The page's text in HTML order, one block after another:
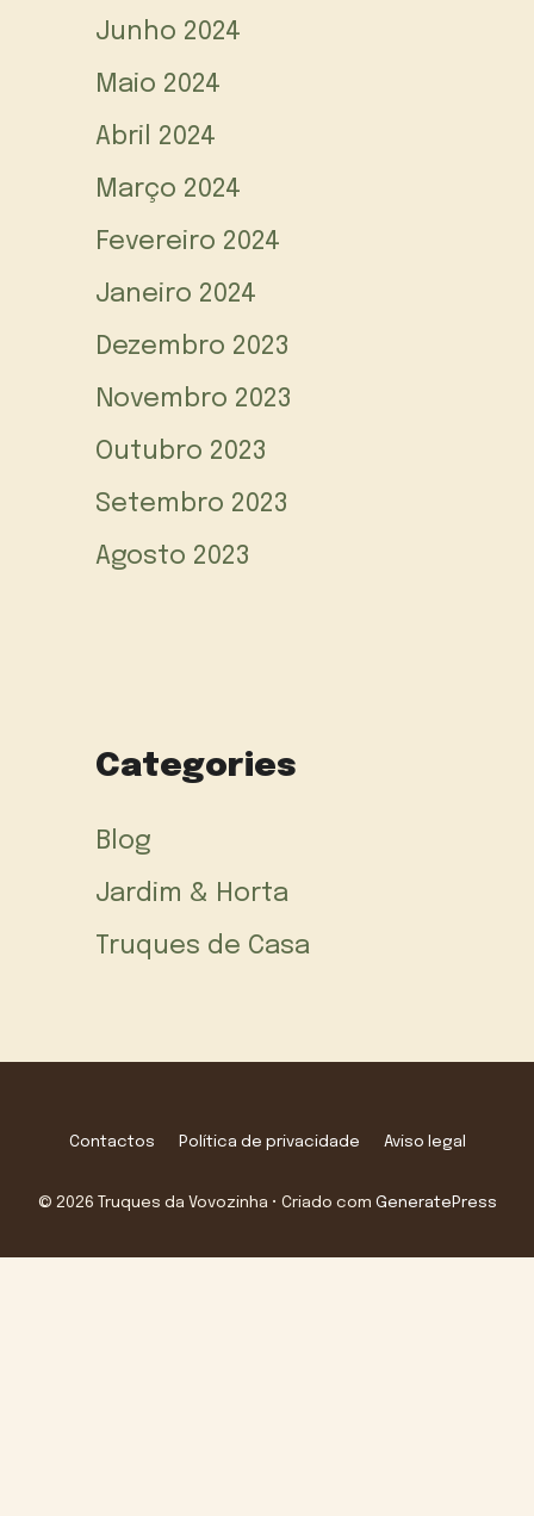
Junho 2024
Maio 2024
Abril 2024
Março 2024
Fevereiro 2024
Janeiro 2024
Dezembro 2023
Novembro 2023
Outubro 2023
Setembro 2023
Agosto 2023
Categories
Blog
Jardim & Horta
Truques de Casa
Contactos Política de privacidade Aviso legal
© 2026 Truques da Vovozinha • Criado com GeneratePress